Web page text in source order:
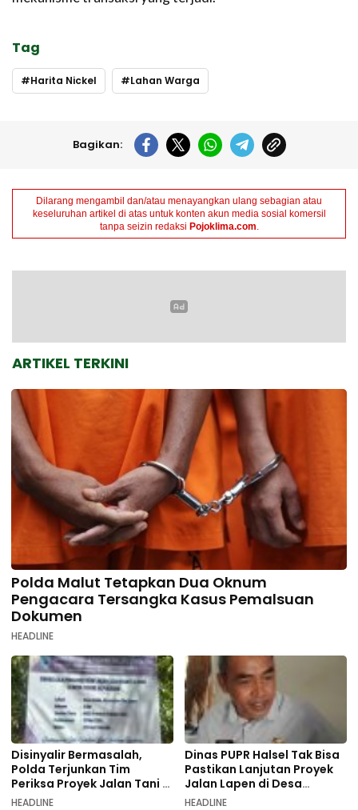
Tag
Harita Nickel Lahan Warga
Bagikan:
Dilarang mengambil dan/atau menayangkan ulang sebagian atau
keseluruhan artikel di atas untuk konten akun media sosial komersil
tanpa seizin redaksi Pojoklima.com
ARTIKEL TERKINI
Polda Malut Tetapkan Dua Oknum
Pengacara Tersangka Kasus Pemalsuan
Dokumen
HEADLINE
Disinyalir Bermasalah,
Polda Terjunkan Tim
Periksa Proyek Jalan Tani di
Galala
HEADLINE
Dinas PUPR Halsel Tak Bisa
Pastikan Lanjutan Proyek
Jalan Lapen di Desa
Sambiki
HEADLINE